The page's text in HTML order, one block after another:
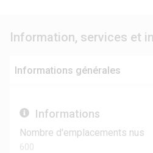
Information, services et
Informations générales
Informations
Nombre d'emplacements nus
600